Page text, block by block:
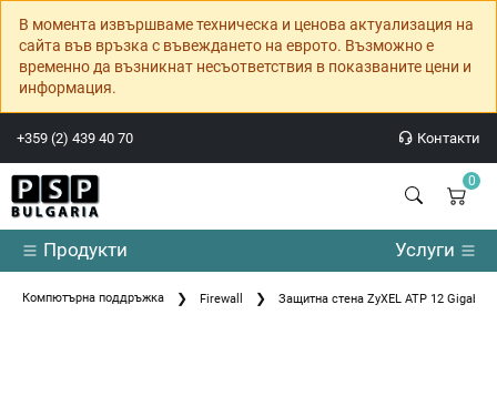
В момента извършваме техническа и ценова актуализация на
сайта във връзка с въвеждането на еврото. Възможно е
временно да възникнат несъответствия в показваните цени и
информация.
+359 (2) 439 40 70 Контакти
0
Продукти Услуги
Компютърна поддръжка Firewall Защитна стена ZyXEL ATP 12 Gigabit